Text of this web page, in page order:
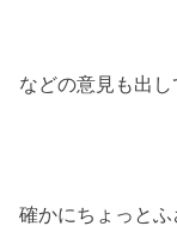
などの意見も出し
確かにちょっと